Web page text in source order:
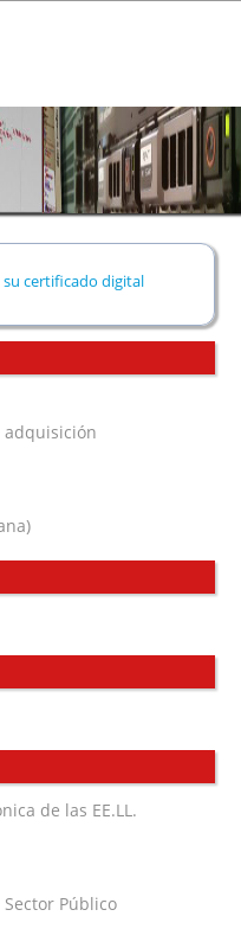
certificado digital
adquisición
de las EE.LL.
Público